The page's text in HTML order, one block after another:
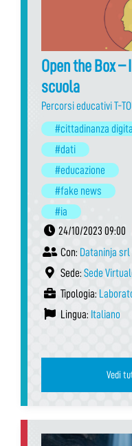
Open the Box
scuola
Percorsi educativi T-
#cittadinanza
#dati
#educazione
#fake news
#ia
24/10/2023 09:00
Con: Dataninja srl
Sede: Sede
Tipologia:
Lingua: Italiano
Vedi